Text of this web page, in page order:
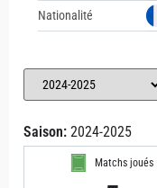
Nationalité
Saison: 2024-2025
Matchs joués